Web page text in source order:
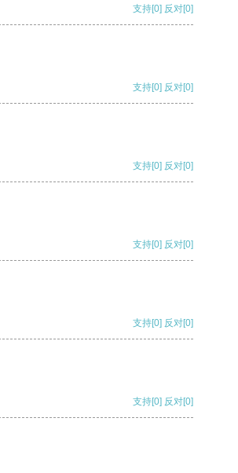
支持[0] 反对[0]
支持[0] 反对[0]
支持[0] 反对[0]
支持[0] 反对[0]
支持[0] 反对[0]
支持[0] 反对[0]